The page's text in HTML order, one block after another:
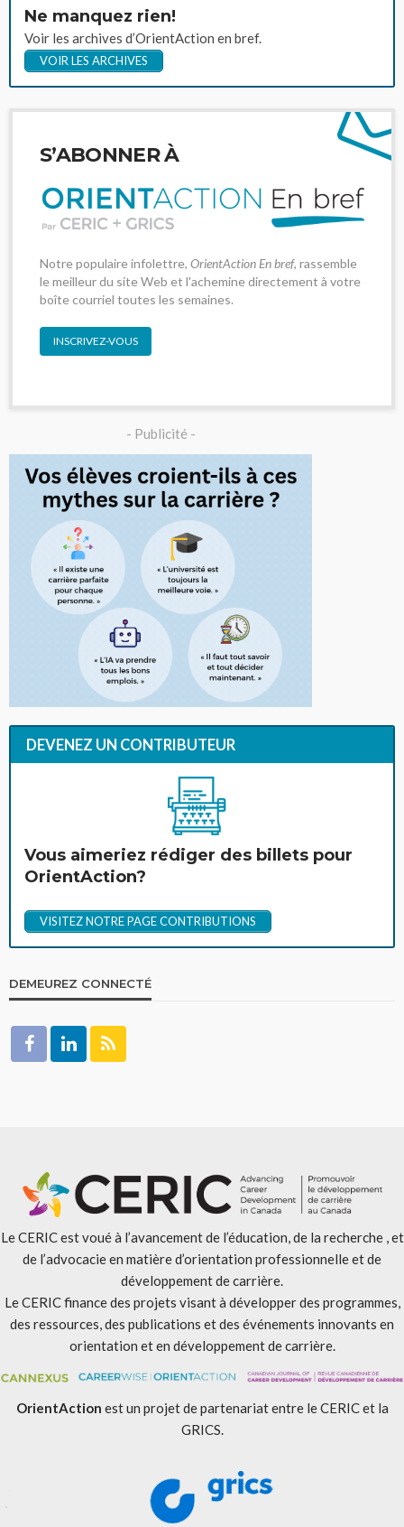
Ne manquez rien!
Voir les archives d’OrientAction en bref.
VOIR LES ARCHIVES
S’ABONNER À
Notre populaire infolettre, OrientAction En bref, rassemble
le meilleur du site Web et l'achemine directement à votre
boîte courriel toutes les semaines.
INSCRIVEZ-VOUS
- Publicité -
DEVENEZ UN CONTRIBUTEUR
Vous aimeriez rédiger des billets pour
OrientAction?
VISITEZ NOTRE PAGE CONTRIBUTIONS
DEMEUREZ CONNECTÉ
Le CERIC est voué à l’avancement de l’éducation, de la recherche , et
de l’advocacie en matière d’orientation professionnelle et de
développement de carrière.
Le CERIC finance des projets visant à développer des programmes,
des ressources, des publications et des événements innovants en
orientation et en développement de carrière.
OrientAction est un projet de partenariat entre le CERIC et la
GRICS.